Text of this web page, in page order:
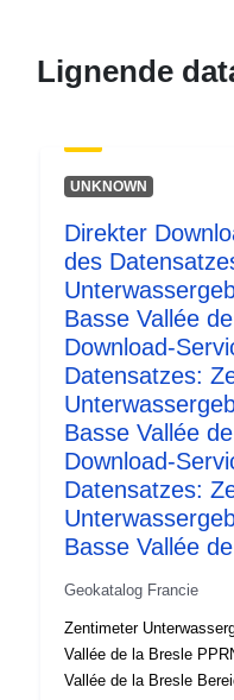
Type:
Lignende
UNKNOWN
Direkter
des
Basse Vallée
Download-
Datensatzes:
Basse Vallée
Download-
Datensatzes:
Basse Vallée
Geokatalog Francie
Zentimeter
Vallée de la Bresle PPRN-Gefahrenzone des Basse
Vallée de la Bresle Bereich, der einem oder mehreren